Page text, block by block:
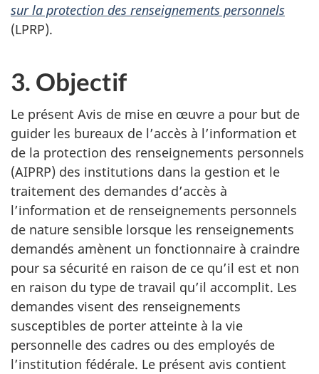
sur la protection des renseignements personnels
(LPRP).
3. Objectif
Le présent Avis de mise en œuvre a pour but de
guider les bureaux de l’accès à l’information et
de la protection des renseignements personnels
(AIPRP) des institutions dans la gestion et le
traitement des demandes d’accès à
l’information et de renseignements personnels
de nature sensible lorsque les renseignements
demandés amènent un fonctionnaire à craindre
pour sa sécurité en raison de ce qu’il est et non
en raison du type de travail qu’il accomplit. Les
demandes visent des renseignements
susceptibles de porter atteinte à la vie
personnelle des cadres ou des employés de
l’institution fédérale. Le présent avis contient